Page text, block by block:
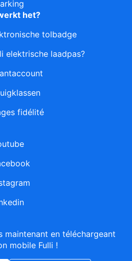
maintenant en téléchargeant
mobile Fulli !
het?
tolbadge
elektrische laadpas?
fidélité